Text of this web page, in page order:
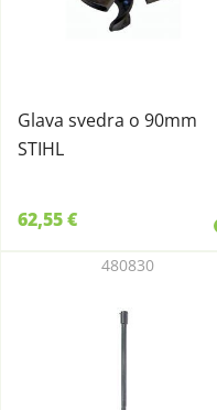
Glava svedra o 90mm
STIHL
62,55 €
480830